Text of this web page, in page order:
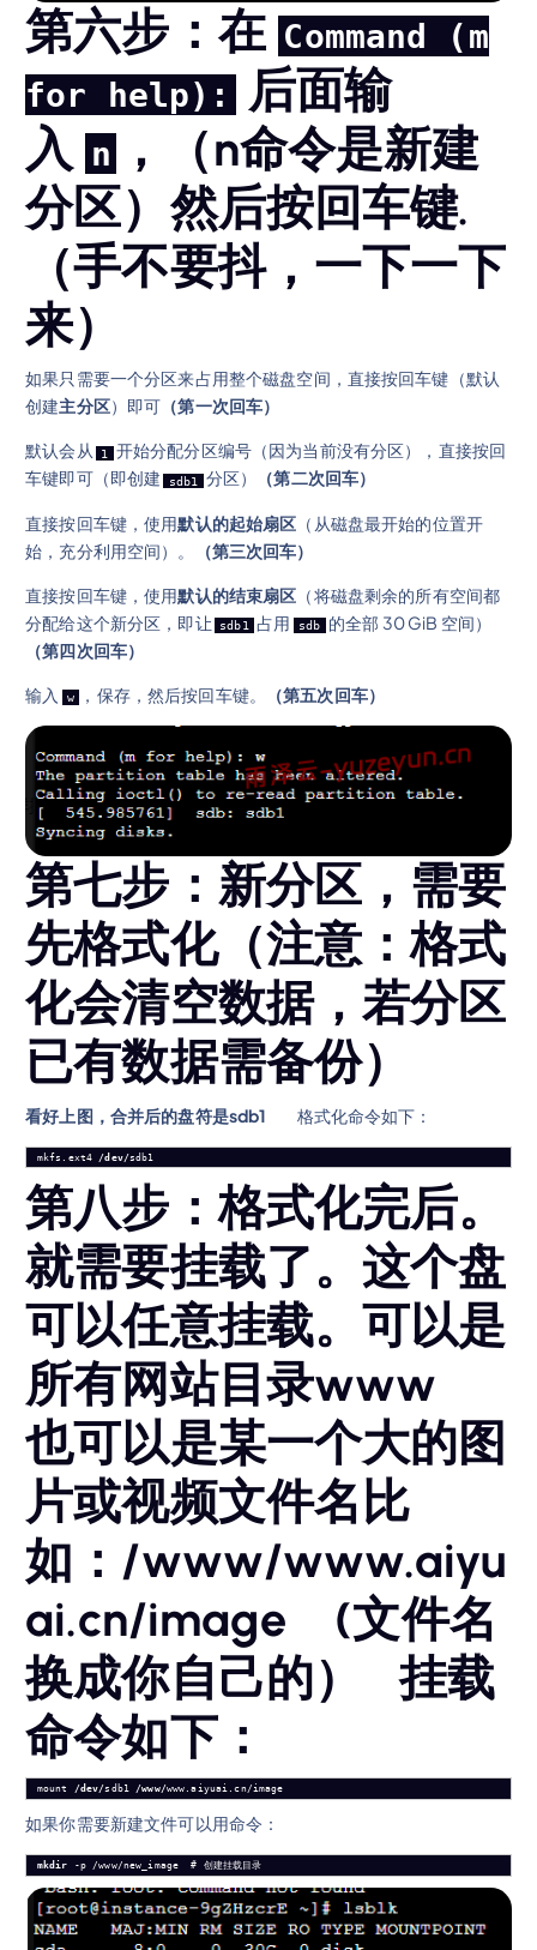
第六步：在 Command (m
for help): 后面输
入n
，（n命令是新建
分区）然后按回车键.
（手不要抖，一下一下
来）
如果只需要一个分区来占用整个磁盘空间，直接按回车键（默认
创建主分区）即可 （第一次回车）
默认会从 1
开始分配分区编号（因为当前没有分区），直接按回
车键即可（即创建 sdb1 分区） （第二次回车）
直接按回车键，使用默认的起始扇区 （从磁盘最开始的位置开
始，充分利用空间）。
（第三次回车）
直接按回车键，使用默认的结束扇区 （将磁盘剩余的所有空间都
分配给这个新分区，即让
sdb1 占用 sdb 的全部 30 GiB 空间）
（第四次回车）
输入 w ，保存，然后按回车键。 （第五次回车）
第七步：新分区，需要
先格式化（注意：格式
化会清空数据，若分区
已有数据需备份）
看好上图，合并后的盘符是sdb1 格式化命令如下：
mkfs.ext4 /dev/sdb1
第八步：格式化完后。
就需要挂载了。这个盘
可以任意挂载。可以是
所有网站目录www
也可以是某一个大的图
片或视频文件名比
如：/www/www.aiyu
ai.cn/image (文件名
换成你自己的） 挂载
命令如下：
mount /dev/sdb1 /www/www.aiyuai.cn/image
如果你需要新建文件可以用命令：
mkdir -p /www/new_image  # 创建挂载目录